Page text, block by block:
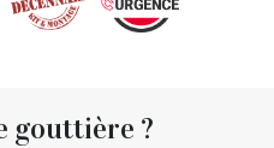
gouttière ?